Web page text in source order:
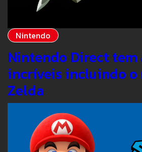
Nintendo
Nintendo Direct tem
incríveis incluindo o
Zelda